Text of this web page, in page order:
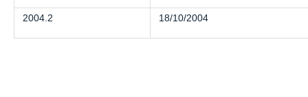
2004.2 18/10/2004